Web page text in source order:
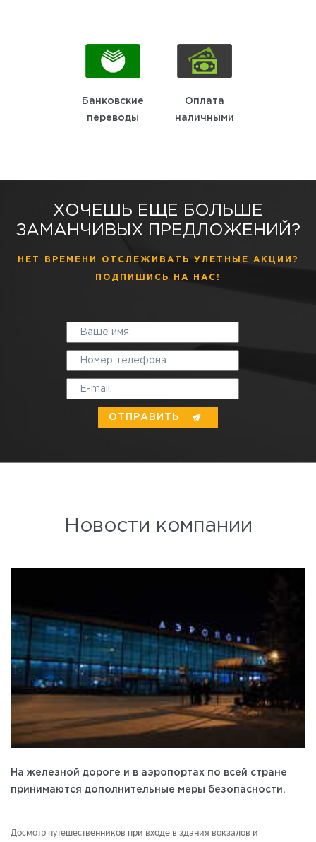
Банковские
переводы
Оплата
наличными
ХОЧЕШЬ ЕЩЕ БОЛЬШЕ
ЗАМАНЧИВЫХ ПРЕДЛОЖЕНИЙ?
НЕТ ВРЕМЕНИ ОТСЛЕЖИВАТЬ УЛЕТНЫЕ АКЦИИ?
ПОДПИШИСЬ НА НАС!
Новости компании
На железной дороге и в аэропортах по всей стране
принимаются дополнительные меры безопасности.
Досмотр путешественников при входе в здания вокзалов и